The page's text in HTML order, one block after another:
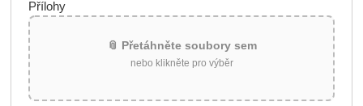
Přílohy
📎 Přetáhněte soubory sem
nebo klikněte pro výběr